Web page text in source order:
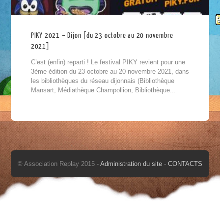
PIKY 2021 – Dijon [du 23 octobre au 20 novembre
2021]
C’est (enfin) reparti ! Le festival PIKY revient pour une
3ème édition du 23 octobre au 20 novembre 2021, dans
les bibliothèques du réseau dijonnais (Bibliothèque
Mansart, Médiathèque Champollion, Bibliothèque...
© Association Replay 2015 - Administration du site - CONTACTS